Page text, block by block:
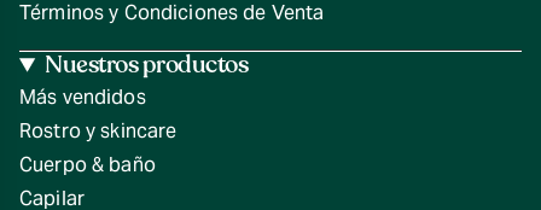
Términos y Condiciones de Venta
Nuestros productos
Más vendidos
Rostro y skincare
Cuerpo & baño
Capilar